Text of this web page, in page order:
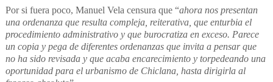
Por si fuera poco, Manuel Vela censura que “ahora nos presentan
una ordenanza que resulta compleja, reiterativa, que enturbia el
procedimiento administrativo y que burocratiza en exceso. Parece
un copia y pega de diferentes ordenanzas que invita a pensarque
no ha sido revisada y que acaba encarecimiento y torpedeando una
oportunidad para el urbanismo de Chiclana, hasta dirigirla al